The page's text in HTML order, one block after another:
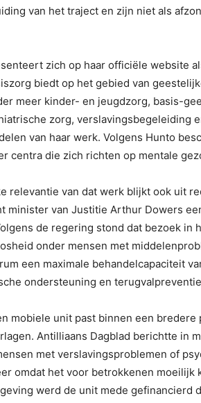
van het traject en zijn niet als
zich op haar officiële website
biedt op het gebied van
meer kinder- en jeugdzorg, basis-
zorg, verslavingsbegeleiding
van haar werk. Volgens Hunto
centra die zich richten op mentale
relevantie van dat werk blijkt ook uit
minister van Justitie Arthur Dowers
de regering stond dat bezoek in
onder mensen met
een maximale behandelcapaciteit
ondersteuning en
mobiele unit past binnen een
Antilliaans Dagblad berichtte in
met verslavingsproblemen of
omdat het voor betrokkenen moeilijk
werd de unit mede gefinancierd